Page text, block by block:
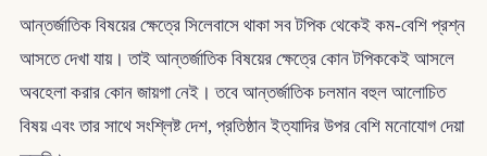
আন্তর্জাতিক বিষয়ের ক্ষেত্রে সিলেবাসে থাকা সব টপিক থেকেই কম-বেশি প্রশ্ন
আসতে দেখা যায়। তাই আন্তর্জাতিক বিষয়ের ক্ষেত্রে কোন টপিককেই আসলে
অবহেলা করার কোন জায়গা নেই। তবে আন্তর্জাতিক চলমান বহুল আলোচিত
বিষয় এবং তার সাথে সংশ্লিষ্ট দেশ, প্রতিষ্ঠান ইত্যাদির উপর বেশি মনোযোগ দেয়া